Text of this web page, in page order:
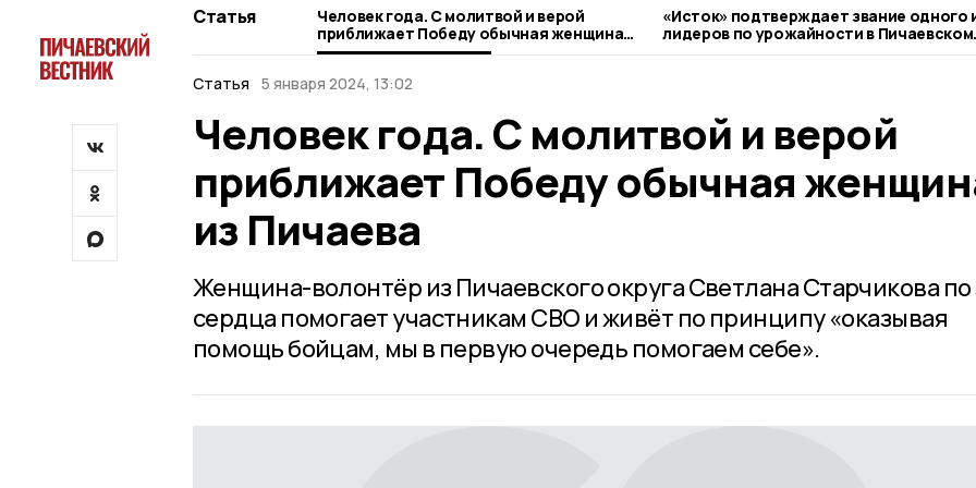
Статья
Человек года. С молитвой и верой
приближает Победу обычная женщина
из Пичаева
«Исток» подтверждает звание одного
лидеров по урожайности в Пичаевском
округе
Статья
5 января 2024, 13:02
Человек года. С молитвой и верой
приближает Победу обычная
из Пичаева
Женщина-волонтёр из Пичаевского округа Светлана Старчикова по
сердца помогает участникам СВО и живёт по принципу «оказывая
помощь бойцам, мы в первую очередь помогаем себе».